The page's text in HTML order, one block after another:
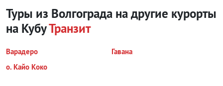
Туры из Волгограда на другие курорты
на КубуТранзит
Варадеро
Гавана
о. Кайо Коко